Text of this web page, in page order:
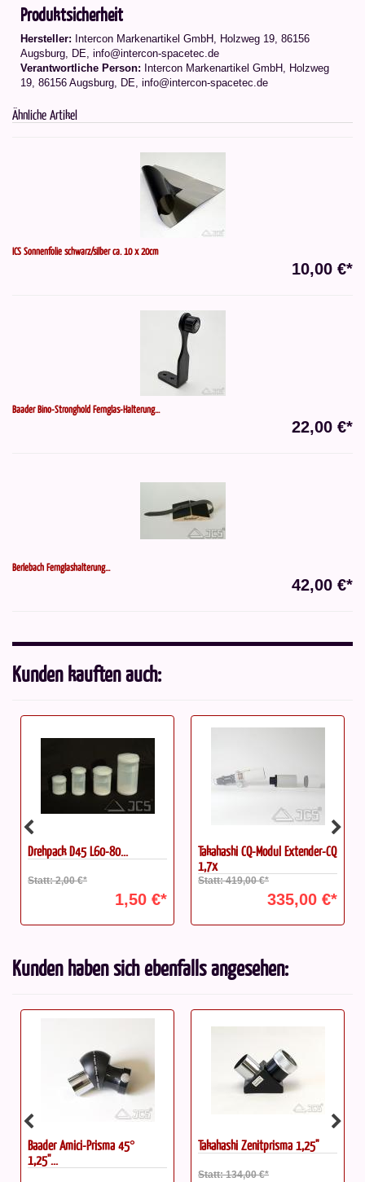
Produktsicherheit
Hersteller: Intercon Markenartikel GmbH, Holzweg 19, 86156
Augsburg, DE, info@intercon-spacetec.de
Verantwortliche Person: Intercon Markenartikel GmbH, Holzweg
19, 86156 Augsburg, DE, info@intercon-spacetec.de
Ähnliche Artikel
ICS Sonnenfolie schwarz/silber ca. 10 x 20cm
10,00 €*
Baader Bino-Stronghold Fernglas-Halterung...
22,00 €*
Berlebach Fernglashalterung...
42,00 €*
Kunden kauften auch:
Drehpack D45 L60-80...
Statt: 2,00 €*
1,50 €*
Takahashi CQ-Modul Extender-CQ
1,7x
Statt: 419,00 €*
335,00 €*
Kunden haben sich ebenfalls angesehen:
Baader Amici-Prisma 45°
1,25''...
Takahashi Zenitprisma 1,25"
Statt: 134,00 €*